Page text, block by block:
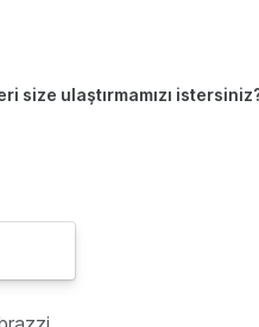
size ulaştırmamızı